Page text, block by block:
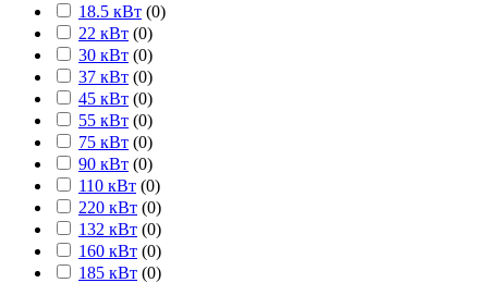
18.5 кВт (0)
22 кВт (0)
30 кВт (0)
37 кВт (0)
45 кВт (0)
55 кВт (0)
75 кВт (0)
90 кВт (0)
110 кВт (0)
220 кВт (0)
132 кВт (0)
160 кВт (0)
185 кВт (0)